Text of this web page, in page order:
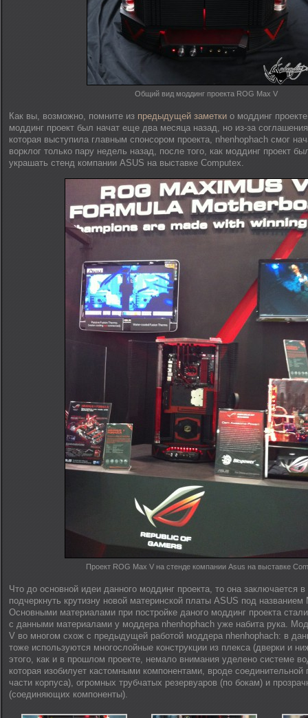
Общий вид моддинг проекта ROG Max V
Как вы, возможно, помните из предыдущей заметки о моддинг
моддинг проект был начат еще два месяца назад, но из-за
которая выступила главным спонсором проекта, nhenhophach смог
ворклог только пару недель назад, после того, как моддинг проект
украшать стенд компании ASUS на выставке Computex.
Проект ROG Max V на стенде компании Asus на выставке
Что до основной идеи данного моддинг проекта, то она заключается
подчеркнуть крутизну новой материнской платы ASUS под
Основными материалами при постройке даного моддинг проекта
с данными материалами у моддера nhenhophach уже набита рука.
V во многом схож с предыдущей работой моддера nhenhophach: в
тоже используются многослойные конструкции из плекса (дверки и
этого, как и в прошлом проекте, немало внимания уделено системе
которая изобилует кастомными компонентами, вроде соединительной
части корпуса), огромных трубчатых резервуаров (по бокам) и
(соединяющих компоненты).